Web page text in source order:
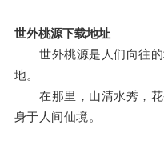
世外桃源下载地址
世外桃源是人们向往的
地。
在那里，山清水秀，花
身于人间仙境。